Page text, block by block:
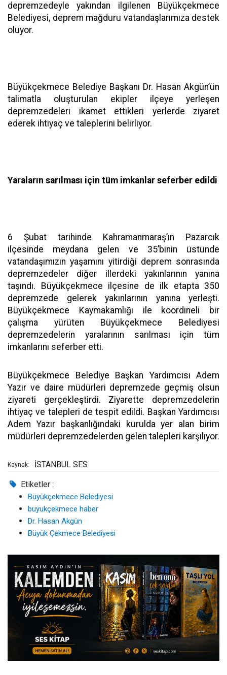
depremzedeyle yakından ilgilenen Büyükçekmece
Belediyesi, deprem mağduru vatandaşlarımıza destek
oluyor.
Büyükçekmece Belediye Başkanı Dr. Hasan Akgün’ün
talimatla oluşturulan ekipler ilçeye yerleşen
depremzedeleri ikamet ettikleri yerlerde ziyaret
ederek ihtiyaç ve taleplerini belirliyor.
Yaraların sarılması için tüm imkanlar seferber edildi
6 Şubat tarihinde Kahramanmaraş’ın Pazarcık
ilçesinde meydana gelen ve 35’binin üstünde
vatandaşımızın yaşamını yitirdiği deprem sonrasında
depremzedeler diğer illerdeki yakınlarının yanına
taşındı. Büyükçekmece ilçesine de ilk etapta 350
depremzede gelerek yakınlarının yanına yerleşti.
Büyükçekmece Kaymakamlığı ile koordineli bir
çalışma yürüten Büyükçekmece Belediyesi
depremzedelerin yaralarının sarılması için tüm
imkanlarını seferber etti.
Büyükçekmece Belediye Başkan Yardımcısı Adem
Yazır ve daire müdürleri depremzede geçmiş olsun
ziyareti gerçekleştirdi. Ziyarette depremzedelerin
ihtiyaç ve talepleri de tespit edildi. Başkan Yardımcısı
Adem Yazır başkanlığındaki kurulda yer alan birim
müdürleri depremzedelerden gelen talepleri karşılıyor.
Kaynak: İSTANBUL SES
Etiketler :
Büyükçekmece Belediyesi
buyukçekmece haber
Dr. Hasan Akgün
Büyük Çekmece Belediyesi